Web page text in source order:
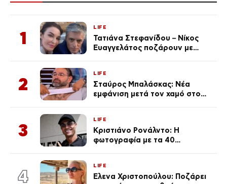
1
LIFE
Τατιάνα Στεφανίδου – Νίκος
Ευαγγελάτος ποζάρουν με
2
LIFE
Σταύρος Μπαλάσκας: Νέα
εμφάνιση μετά τον χαμό στο
3
LIFE
Κριστιάνο Ρονάλντο: Η
φωτογραφία με τα 40
εκ. likes
4
LIFE
Έλενα Χριστοπούλου: Ποζάρει